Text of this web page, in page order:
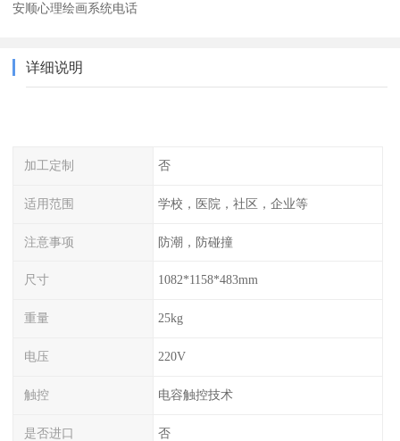
安顺心理绘画系统电话
详细说明
加工定制 否
适用范围 学校，医院，社区，企业等
注意事项 防潮，防碰撞
尺寸 1082*1158*483mm
重量 25kg
电压 220V
触控 电容触控技术
是否进口 否